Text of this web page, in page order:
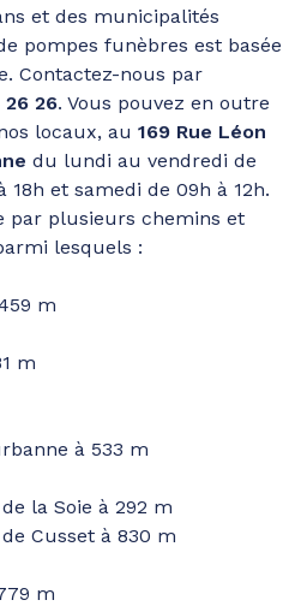
et des municipalités
pompes funèbres est basée
Contactez-nous par
26 26. Vous pouvez en outre
locaux, au 169 Rue Léon
du lundi au vendredi de
18h et samedi de 09h à 12h.
par plusieurs chemins et
lesquels :
m
m
à 533 m
la Soie à 292 m
Cusset à 830 m
m